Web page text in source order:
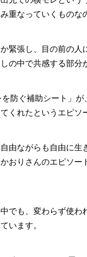
重なっていくものな
緊張し、目の前の
の中で共感する部分
防ぐ補助シート」
くれたというエピソ
由ながらも自由に
りさんのエピソー
でも、変わらず使わ
います。